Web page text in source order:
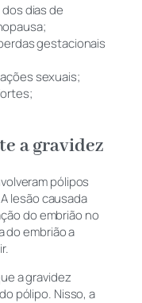
dias de
gestacionais
sexuais;
a gravidez
pólipos
lesão causada
do embrião no
do embrião a
a gravidez
pólipo. Nisso, a